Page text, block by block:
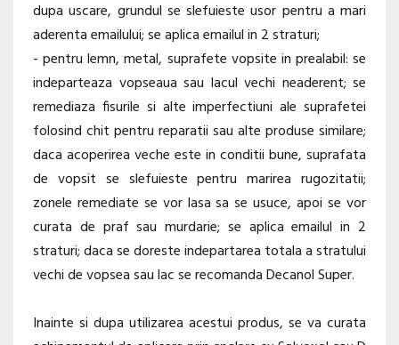
dupa uscare, grundul se slefuieste usor pentru a mari
aderenta emailului; se aplica emailul in 2 straturi;
- pentru lemn, metal, suprafete vopsite in prealabil: se
indeparteaza vopseaua sau lacul vechi neaderent; se
remediaza fisurile si alte imperfectiuni ale suprafetei
folosind chit pentru reparatii sau alte produse similare;
daca acoperirea veche este in conditii bune, suprafata
de vopsit se slefuieste pentru marirea rugozitatii;
zonele remediate se vor lasa sa se usuce, apoi se vor
curata de praf sau murdarie; se aplica emailul in 2
straturi; daca se doreste indepartarea totala a stratului
vechi de vopsea sau lac se recomanda Decanol Super.
Inainte si dupa utilizarea acestui produs, se va curata